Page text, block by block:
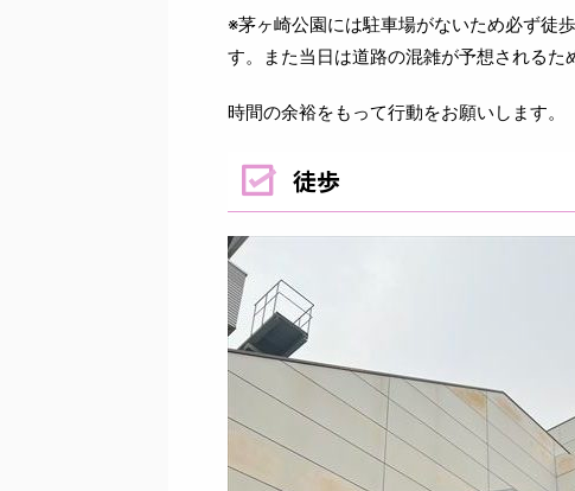
※茅ヶ崎公園には駐車場がないため必ず徒
す。また当日は道路の混雑が予想されるた
時間の余裕をもって行動をお願いします。
徒歩